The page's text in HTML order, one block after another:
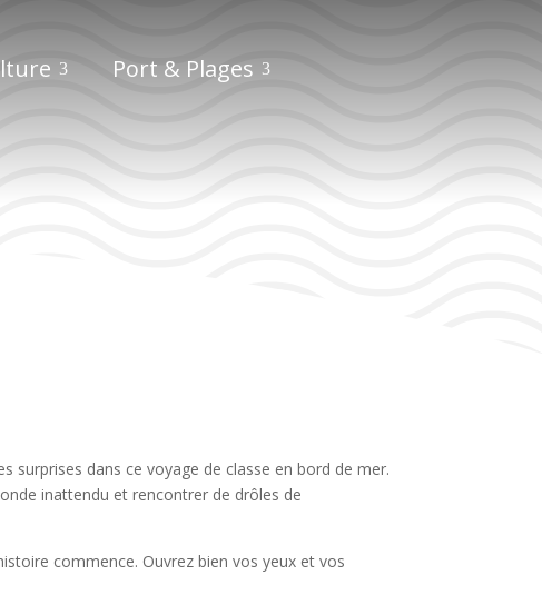
Port & Plages
surprises dans ce voyage de classe en bord de mer.
inattendu et rencontrer de drôles de
commence. Ouvrez bien vos yeux et vos